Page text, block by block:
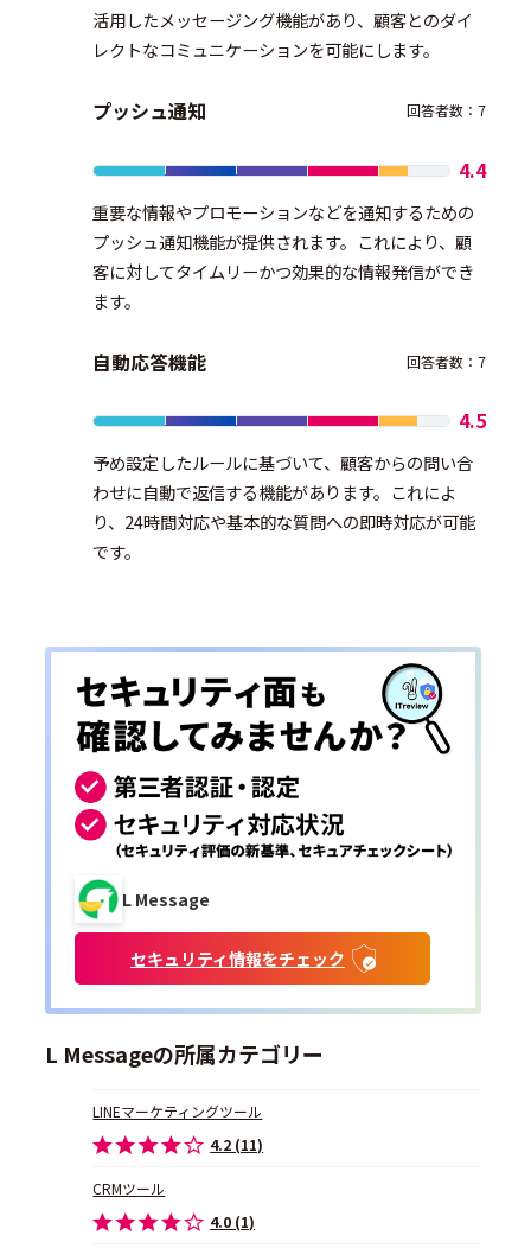
活用したメッセージング機能があり、顧客とのダイ
レクトなコミュニケーションを可能にします。
プッシュ通知 回答者数：7
4.4
重要な情報やプロモーションなどを通知するための
プッシュ通知機能が提供されます。これにより、顧
客に対してタイムリーかつ効果的な情報発信ができ
ます。
自動応答機能 回答者数：7
4.5
予め設定したルールに基づいて、顧客からの問い合
わせに自動で返信する機能があります。これによ
り、24時間対応や基本的な質問への即時対応が可能
です。
L Message
セキュリティ情報をチェック
L Messageの所属カテゴリー
LINEマーケティングツール
4.2 (11)
CRMツール
4.0 (1)